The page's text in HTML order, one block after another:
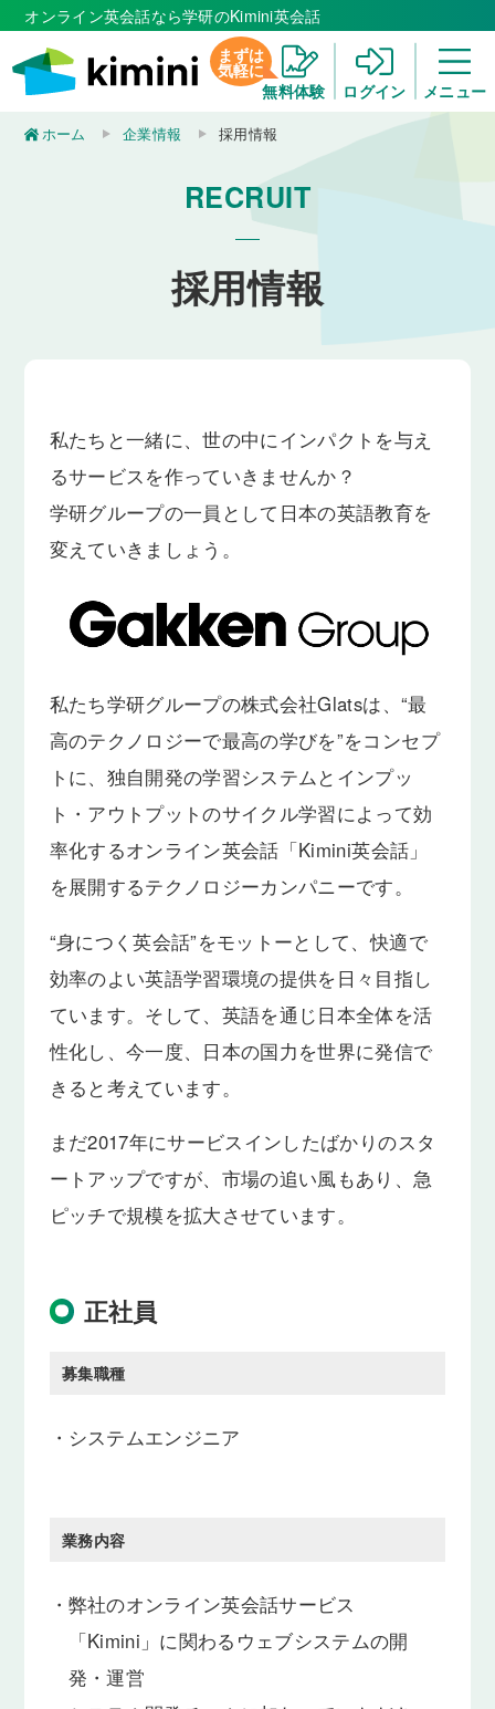
オンライン英会話なら学研のKimini英会話
まずは
気軽に
無料体験
ログイン メニュー
ホーム 企業情報 採用情報
RECRUIT
採用情報
私たちと一緒に、世の中にインパクトを与え
るサービスを作っていきませんか？
学研グループの一員として日本の英語教育を
変えていきましょう。
私たち学研グループの株式会社Glatsは、“最
高のテクノロジーで最高の学びを”をコンセプ
トに、独自開発の学習システムとインプッ
ト・アウトプットのサイクル学習によって効
率化するオンライン英会話「Kimini英会話」
を展開するテクノロジーカンパニーです。
“身につく英会話”をモットーとして、快適で
効率のよい英語学習環境の提供を日々目指し
ています。そして、英語を通じ日本全体を活
性化し、今一度、日本の国力を世界に発信で
きると考えています。
まだ2017年にサービスインしたばかりのスタ
ートアップですが、市場の追い風もあり、急
ピッチで規模を拡大させています。
正社員
募集職種
・ システムエンジニア
業務内容
・弊社のオンライン英会話サービス
「Kimini」に関わるウェブシステムの開
発・運営